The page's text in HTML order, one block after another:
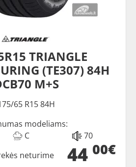
TRIANGLE
(TE307) 84H
M+S
65 R15 84H
modeliams:
C 70
44 00€
neturime